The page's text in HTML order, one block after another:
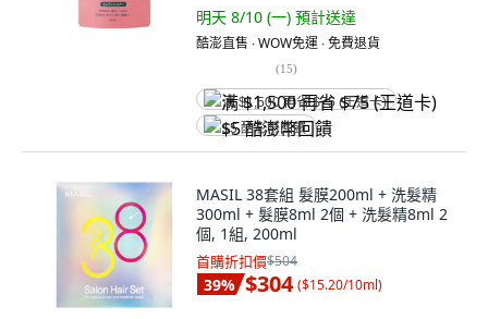
明天 8/10 (一) 預計送達
酷澎直售 ∙ WOW免運 ∙ 免費退貨
(15)
满 $1,500 再省 $75 (王道卡)
$5 酷澎幣回饋
MASIL 38套組 髮膜200ml + 洗髮精
300ml + 髮膜8ml 2個 + 洗髮精8ml 2
個, 1組, 200ml
首購折扣價$504
39% $304 ($15.20/10ml)